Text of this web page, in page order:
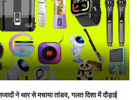
ने थार से मचाया तांडव, गलत दिशा में दौड़ाई